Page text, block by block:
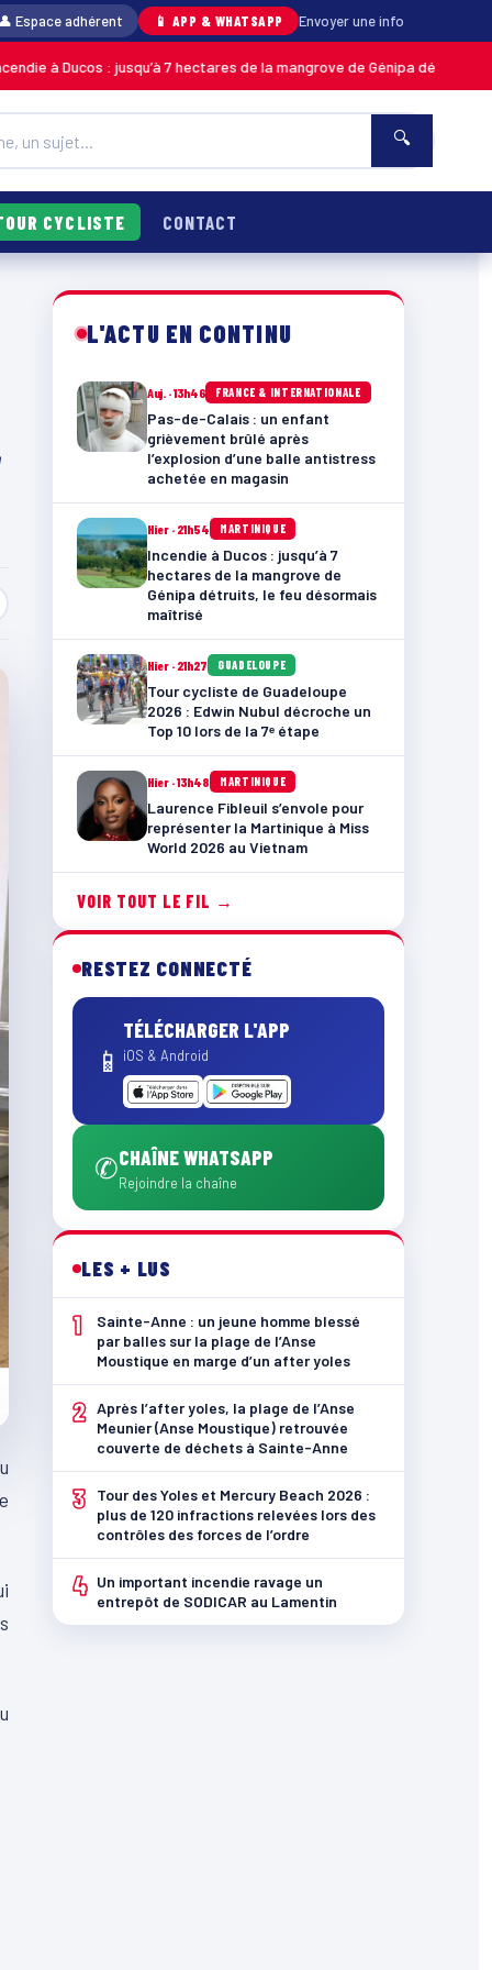
Espace adhérent 📱 APP & WHATSAPP Envoyer une info
: jusqu’à 7 hectares de la mangrove de Génipa détruits, le feu
🔍
CYCLISTE CONTACT
L'ACTU EN CONTINU
Auj. · 13h46 FRANCE & INTERNATIONALE
Pas-de-Calais : un enfant
grièvement brûlé après
l’explosion d’une balle antistress
achetée en magasin
Hier · 21h54 MARTINIQUE
Incendie à Ducos : jusqu’à 7
hectares de la mangrove de
Génipa détruits, le feu désormais
maîtrisé
Hier · 21h27 GUADELOUPE
Tour cycliste de Guadeloupe
2026 : Edwin Nubul décroche un
Top 10 lors de la 7ᵉ étape
Hier · 13h48 MARTINIQUE
Laurence Fibleuil s’envole pour
représenter la Martinique à Miss
World 2026 au Vietnam
VOIR TOUT LE FIL →
RESTEZ CONNECTÉ
📱
TÉLÉCHARGER L'APP
iOS & Android
✆CHAÎNE WHATSAPP
Rejoindre la chaîne
LES + LUS
1
Sainte-Anne : un jeune homme blessé
par balles sur la plage de l’Anse
Moustique en marge d’un after yoles
2 Après l’after yoles, la plage de l’Anse
Meunier (Anse Moustique) retrouvée
couverte de déchets à Sainte-Anne
3
Tour des Yoles et Mercury Beach 2026 :
plus de 120 infractions relevées lors des
contrôles des forces de l’ordre
4 Un important incendie ravage un
entrepôt de SODICAR au Lamentin